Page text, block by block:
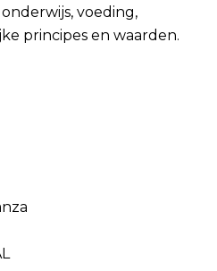
voeding,
principes en waarden.